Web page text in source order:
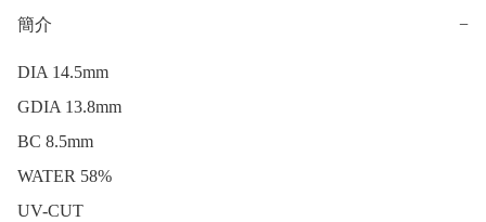
簡介 −
DIA 14.5mm
GDIA 13.8mm
BC 8.5mm
WATER 58%
UV-CUT